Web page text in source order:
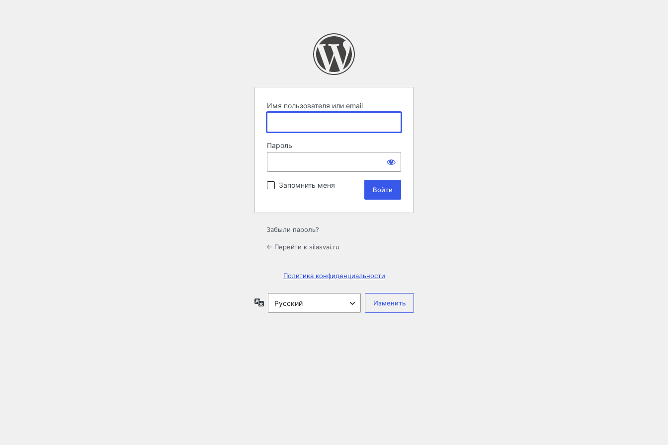
Имя пользователя или email
Пароль
Запомнить меня
Забыли пароль?
← Перейти к silasvai.ru
Политика конфиденциальности
Язык